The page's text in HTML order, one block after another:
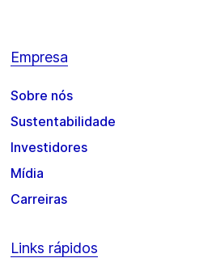
Empresa
Sobre nós
Sustentabilidade
Investidores
Mídia
Carreiras
Links rápidos